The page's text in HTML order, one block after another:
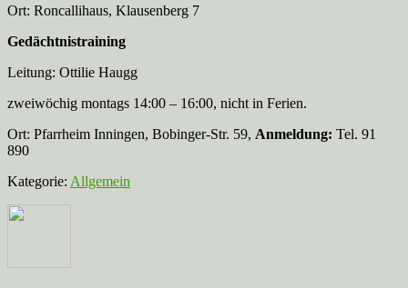
Ort: Roncallihaus, Klausenberg 7
Gedächtnistraining
Leitung: Ottilie Haugg
zweiwöchig montags 14:00 – 16:00, nicht in Ferien.
Ort: Pfarrheim Inningen, Bobinger-Str. 59, Anmeldung: Tel. 91
890
Kategorie: Allgemein